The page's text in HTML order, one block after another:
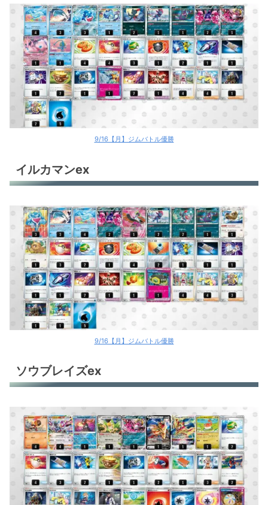
9/16【月】ジムバトル優勝
イルカマンex
9/16【月】ジムバトル優勝
ソウブレイズex